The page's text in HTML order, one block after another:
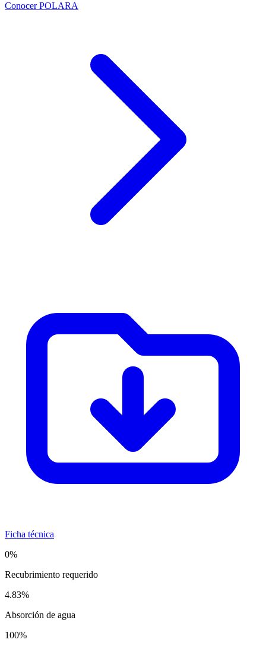
Conocer POLARA
Ficha técnica
0%
Recubrimiento requerido
4.83%
Absorción de agua
100%